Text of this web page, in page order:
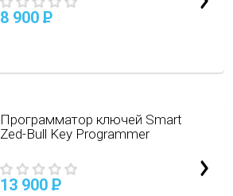
8 900 P
Программатор ключей Smart
Zed-Bull Key Programmer
13 900 P